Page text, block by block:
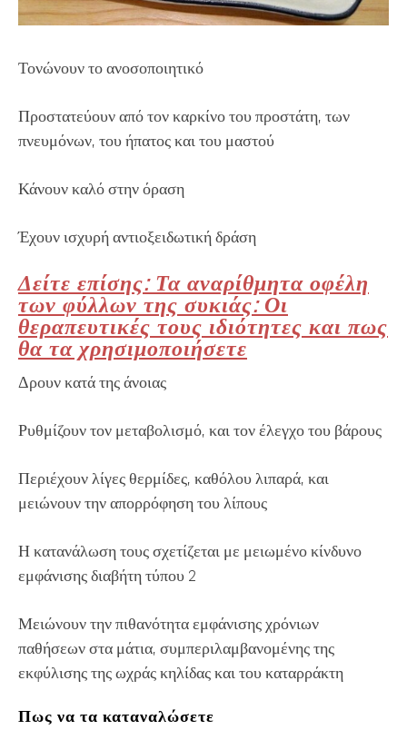
Τονώνουν το ανοσοποιητικό
Προστατεύουν από τον καρκίνο του προστάτη, των
πνευμόνων, του ήπατος και του μαστού
Κάνουν καλό στην όραση
Έχουν ισχυρή αντιοξειδωτική δράση
Δείτε επίσης: Τα αναρίθμητα οφέλη
των φύλλων της συκιάς: Οι
θεραπευτικές τους ιδιότητες και πως
θα τα χρησιμοποιήσετε
Δρουν κατά της άνοιας
Ρυθμίζουν τον μεταβολισμό, και τον έλεγχο του βάρους
Περιέχουν λίγες θερμίδες, καθόλου λιπαρά, και
μειώνουν την απορρόφηση του λίπους
Η κατανάλωση τους σχετίζεται με μειωμένο κίνδυνο
εμφάνισης διαβήτη τύπου 2
Μειώνουν την πιθανότητα εμφάνισης χρόνιων
παθήσεων στα μάτια, συμπεριλαμβανομένης της
εκφύλισης της ωχράς κηλίδας και του καταρράκτη
Πως να τα καταναλώσετε